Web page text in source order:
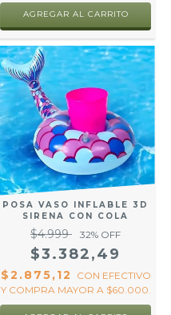
POSA VASO INFLABLE 3D
SIRENA CON COLA
$4.999 32% OFF
$3.382,49
$2.875,12 CON EFECTIVO
Y COMPRA MAYOR A $60.000.